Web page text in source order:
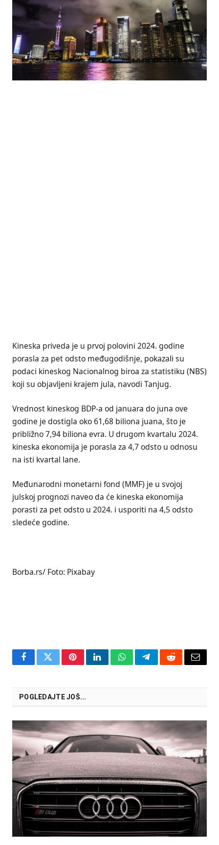
Kineska priveda je u prvoj polovini 2024. godine
porasla za pet odsto međugodišnje, pokazali su
podaci kineskog Nacionalnog biroa za statistiku (NBS)
koji su objavljeni krajem jula, navodi Tanjug.
Vrednost kineskog BDP-a od januara do juna ove
godine je dostigla oko 61,68 biliona juana, što je
približno 7,94 biliona evra. U drugom kvartalu 2024.
kineska ekonomija je porasla za 4,7 odsto u odnosu
na isti kvartal lane.
Međunarodni monetarni fond (MMF) je u svojoj
julskoj prognozi naveo da će kineska ekonomija
porasti za pet odsto u 2024. i usporiti na 4,5 odsto
sledeće godine.
Borba.rs/ Foto: Pixabay
FacebookTwitterPinterestLinkedInWhatsAppTelegramRedditEmail
POGLEDAJTE JOŠ...